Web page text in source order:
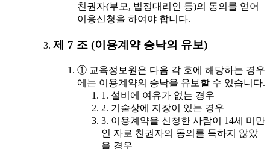
친권자(부모, 법정대리인 등)의 동의를 얻어
이용신청을 하여야 합니다.
제 7 조 (이용계약 승낙의 유보)
① 교육정보원은 다음 각 호에 해당하는 경우
에는 이용계약의 승낙을 유보할 수 있습니다.
1. 설비에 여유가 없는 경우
2. 기술상에 지장이 있는 경우
3. 이용계약을 신청한 사람이 14세 미만
인 자로 친권자의 동의를 득하지 않았
을 경우